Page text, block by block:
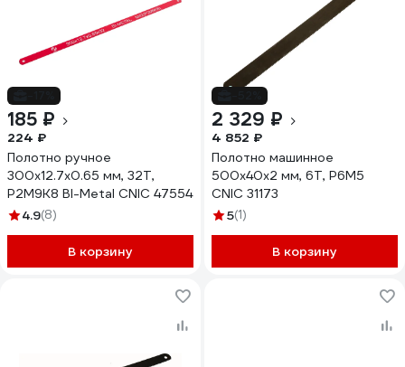
185 ₽
224 ₽
Полотно ручное
300x12.7x0.65 мм, 32Т,
Р2М9К8 BI-Metal CNIC 47554
4.9(8)
В корзину
2 329 ₽
4 852 ₽
Полотно машинное
500x40x2 мм, 6Т, Р6М5
CNIC 31173
5(1)
В корзину